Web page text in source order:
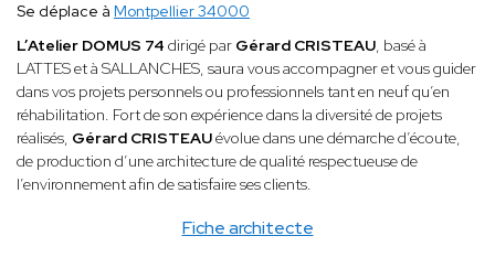
Fiche architecte
Se déplace à Montpellier 34000
L’Atelier DOMUS 74 dirigé par Gérard CRISTEAU, basé à
LATTES et à SALLANCHES, saura vous accompagner et vous guider
dans vos projets personnels ou professionnels tant en neuf qu’en
réhabilitation. Fort de son expérience dans la diversité de projets
réalisés, Gérard CRISTEAUévolue dans une démarche d’écoute,
de production d’une architecture de qualité respectueuse de
l’environnement afin de satisfaire ses clients.